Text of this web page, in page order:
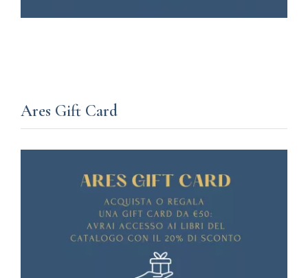
Ares Gift Card